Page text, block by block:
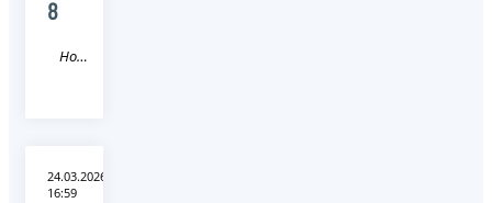
8
Новость
24.03.2026
16:59